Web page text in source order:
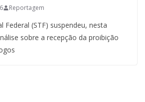
Reportagem
Federal (STF) suspendeu, nesta
sobre a recepção da proibição